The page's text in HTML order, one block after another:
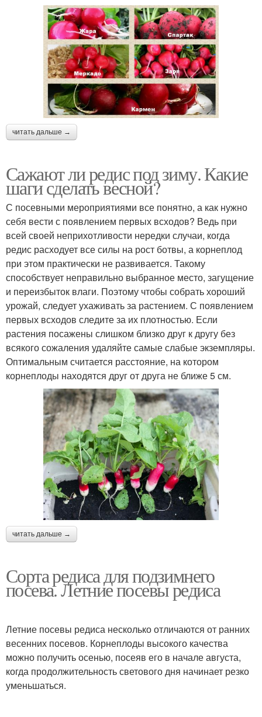
читать дальше →
Сажают ли редис под зиму. Какие
шаги сделать весной?
С посевными мероприятиями все понятно, а как нужно
себя вести с появлением первых всходов? Ведь при
всей своей неприхотливости нередки случаи, когда
редис расходует все силы на рост ботвы, а корнеплод
при этом практически не развивается. Такому
способствует неправильно выбранное место, загущение
и переизбыток влаги. Поэтому чтобы собрать хороший
урожай, следует ухаживать за растением. С появлением
первых всходов следите за их плотностью. Если
растения посажены слишком близко друг к другу без
всякого сожаления удаляйте самые слабые экземпляры.
Оптимальным считается расстояние, на котором
корнеплоды находятся друг от друга не ближе 5 см.
читать дальше →
Сорта редиса для подзимнего
посева. Летние посевы редиса
Летние посевы редиса несколько отличаются от ранних
весенних посевов. Корнеплоды высокого качества
можно получить осенью, посеяв его в начале августа,
когда продолжительность светового дня начинает резко
уменьшаться.